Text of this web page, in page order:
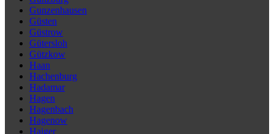
Gunzenhausen
Güsten
Güstrow
Gütersloh
Gützkow
Haan
Hachenburg
Hadamar
Hagen
Hagenbach
Hagenow
Haiger